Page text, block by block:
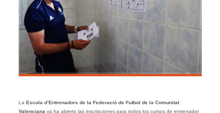
La Escola d’Entrenadors de la Federació de Futbol de la Comunitat
Valenciana ya ha abierto las inscripciones para todos los cursos de entrenador